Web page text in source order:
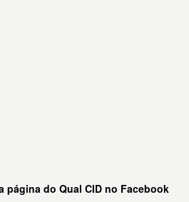
página do Qual CID no Facebook